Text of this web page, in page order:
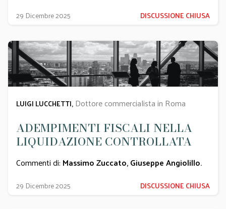
29 Dicembre 2025 DISCUSSIONE CHIUSA
LUIGI LUCCHETTI, Dottore commercialista in Roma
ADEMPIMENTI FISCALI NELLA
LIQUIDAZIONE CONTROLLATA
Commenti di: Massimo Zuccato,Giuseppe Angiolillo.
29 Dicembre 2025 DISCUSSIONE CHIUSA